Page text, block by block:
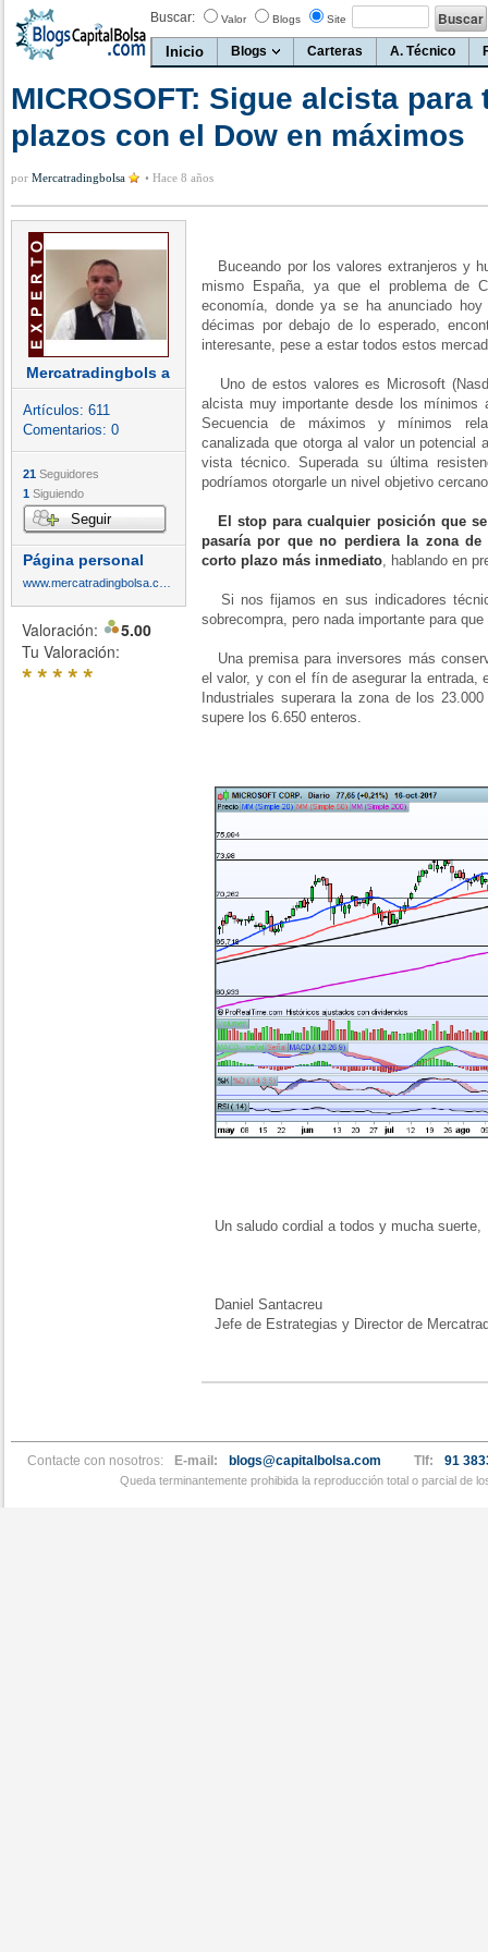
Buscar: Valor Blogs Site
Inicio Blogs Carteras A. Técnico
MICROSOFT: Sigue alcista
plazos con el Dow en máximos
por Mercatradingbolsa • Hace 8 años
Mercatradingbols a
Artículos: 611
Comentarios: 0
21 Seguidores
1 Siguiendo
Seguir
Página personal
Valoración:
5.00
Tu Valoración:
*****
Buceando por los valores extranjeros y
mismo España, ya que el problema de
economía, donde ya se ha anunciado
décimas por debajo de lo esperado,
interesante, pese a estar todos estos
Uno de estos valores es Microsoft
alcista muy importante desde los mínimos
Secuencia de máximos y mínimos
canalizada que otorga al valor un potencial
vista técnico. Superada su última
podríamos otorgarle un nivel objetivo
El stop para cualquier posición que
pasaría por que no perdiera la zona
corto plazo más inmediato, hablando en
Si nos fijamos en sus indicadores
sobrecompra, pero nada importante para
Una premisa para inversores más
el valor, y con el fín de asegurar la entrada,
Industriales superara la zona de los
supere los 6.650 enteros.
Un saludo cordial a todos y mucha suerte,
Daniel Santacreu
Jefe de Estrategias y Director de
Contacte con nosotros: E-mail: blogs@capitalbolsa.com Tlf: 91
Queda terminantemente prohibida la reproducción total o parcial de